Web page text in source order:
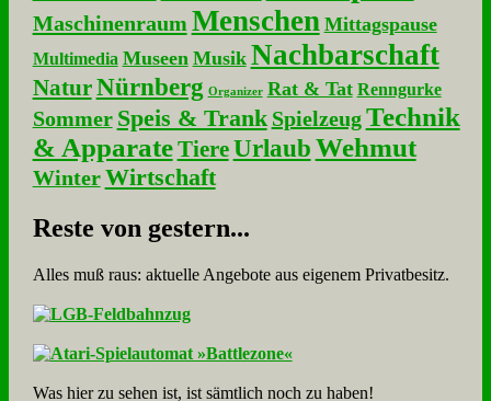
Maschinenraum Menschen Mittagspause
Multimedia Museen Musik Nachbarschaft
NaturNürnberg Organizer Rat & Tat Renngurke
Sommer Speis & Trank Spielzeug Technik
& Apparate Tiere UrlaubWehmut
Winter Wirtschaft
Re­ste von ge­stern...
Alles muß raus: aktuelle An­ge­bo­te aus eigenem Privatbesitz.
Was hier zu sehen ist, ist sämt­lich noch zu haben!